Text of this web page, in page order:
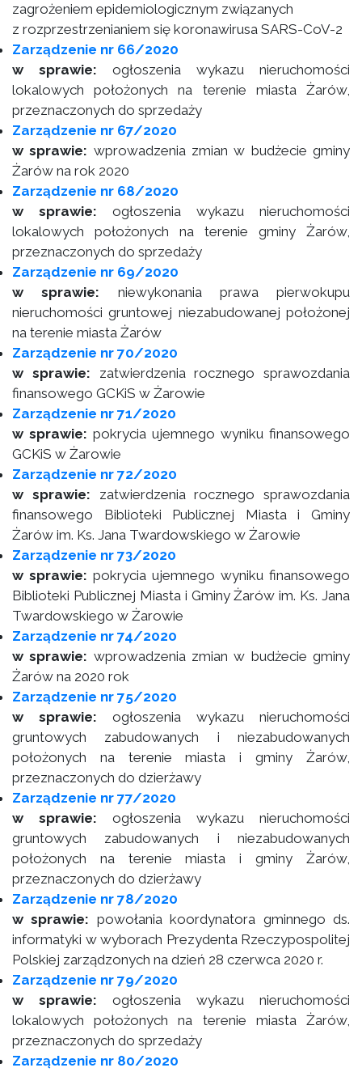
zagrożeniem epidemiologicznym związanych
z rozprzestrzenianiem się koronawirusa SARS-CoV-2
Zarządzenie nr 66/2020
w sprawie: ogłoszenia wykazu nieruchomości
lokalowych położonych na terenie miasta Żarów,
przeznaczonych do sprzedaży
Zarządzenie nr 67/2020
w sprawie: wprowadzenia zmian w budżecie gminy
Żarów na rok 2020
Zarządzenie nr 68/2020
w sprawie: ogłoszenia wykazu nieruchomości
lokalowych położonych na terenie gminy Żarów,
przeznaczonych do sprzedaży
Zarządzenie nr 69/2020
w sprawie: niewykonania prawa pierwokupu
nieruchomości gruntowej niezabudowanej położonej
na terenie miasta Żarów
Zarządzenie nr 70/2020
w sprawie: zatwierdzenia rocznego sprawozdania
finansowego GCKiS w Żarowie
Zarządzenie nr 71/2020
w sprawie: pokrycia ujemnego wyniku finansowego
GCKiS w Żarowie
Zarządzenie nr 72/2020
w sprawie: zatwierdzenia rocznego sprawozdania
finansowego Biblioteki Publicznej Miasta i Gminy
Żarów im. Ks. Jana Twardowskiego w Żarowie
Zarządzenie nr 73/2020
w sprawie: pokrycia ujemnego wyniku finansowego
Biblioteki Publicznej Miasta i Gminy Żarów im. Ks. Jana
Twardowskiego w Żarowie
Zarządzenie nr 74/2020
w sprawie: wprowadzenia zmian w budżecie gminy
Żarów na 2020 rok
Zarządzenie nr 75/2020
w sprawie: ogłoszenia wykazu nieruchomości
gruntowych zabudowanych i niezabudowanych
położonych na terenie miasta i gminy Żarów,
przeznaczonych do dzierżawy
Zarządzenie nr 77/2020
w sprawie: ogłoszenia wykazu nieruchomości
gruntowych zabudowanych i niezabudowanych
położonych na terenie miasta i gminy Żarów,
przeznaczonych do dzierżawy
Zarządzenie nr 78/2020
w sprawie: powołania koordynatora gminnego ds.
informatyki w wyborach Prezydenta Rzeczypospolitej
Polskiej zarządzonych na dzień 28 czerwca 2020 r.
Zarządzenie nr 79/2020
w sprawie: ogłoszenia wykazu nieruchomości
lokalowych położonych na terenie miasta Żarów,
przeznaczonych do sprzedaży
Zarządzenie nr 80/2020